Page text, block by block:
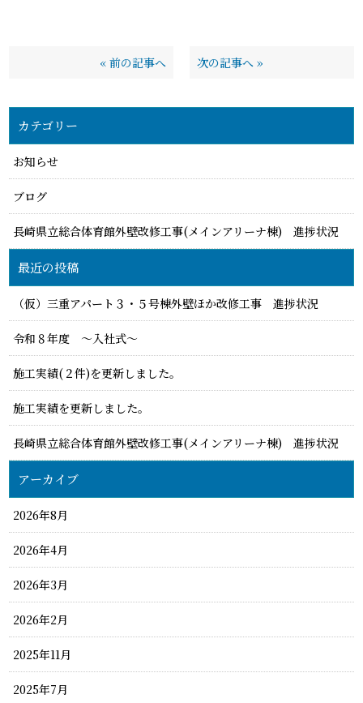
« 前の記事へ 次の記事へ »
カテゴリー
お知らせ
ブログ
長崎県立総合体育館外壁改修工事(メインアリーナ棟) 進捗状況
最近の投稿
（仮）三重アパート３・５号棟外壁ほか改修工事 進捗状況
令和８年度 ～入社式～
施工実績(２件)を更新しました。
施工実績を更新しました。
長崎県立総合体育館外壁改修工事(メインアリーナ棟) 進捗状況
アーカイブ
2026年8月
2026年4月
2026年3月
2026年2月
2025年11月
2025年7月